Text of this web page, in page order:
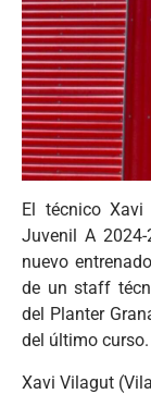
El técnico
Juvenil A
nuevo
de un staff
del Planter
del último curso.
Xavi Vilagut